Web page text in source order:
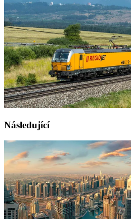
Následující